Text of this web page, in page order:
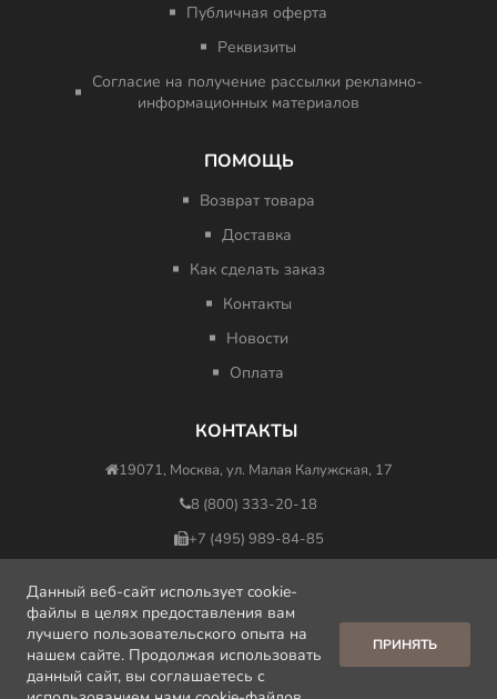
Публичная оферта
Реквизиты
Согласие на получение рассылки рекламно-
информационных материалов
ПОМОЩЬ
Возврат товара
Доставка
Как сделать заказ
Контакты
Новости
Оплата
КОНТАКТЫ
19071, Москва, ул. Малая Калужская, 17
8 (800) 333-20-18
+7 (495) 989-84-85
Данный веб-сайт использует cookie-
файлы в целях предоставления вам
лучшего пользовательского опыта на
нашем сайте. Продолжая использовать
данный сайт, вы соглашаетесь с
ПРИНЯТЬ